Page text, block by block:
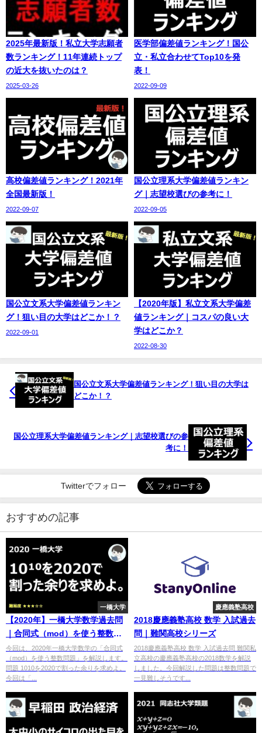
2025年最新版！私立大学志願者
数ランキング！11年連続トップ
の近大を抜いたのは？
2025-03-26
医学部偏差値ランキング！国公
立・私立合わせてTop10を発
表！
2022-09-09
高校偏差値ランキング！2021年
全国最新版！
2022-09-07
国公立理系大学偏差値ランキン
グ｜志望校選びの参考に！
2022-09-05
国公立文系大学偏差値ランキン
グ！狙い目の大学はどこか！？
2022-09-01
【2020年版】私立文系大学偏差
値ランキング｜コスパの良い大
学はどこか？
2022-08-30
国公立文系大学偏差値ランキング！狙い目の大学は
どこか！？
国公立理系大学偏差値ランキング｜志望校選びの参
考に！
Twitterでフォロー
おすすめの記事
一橋大学
【2020年】一橋大学数学過去問
｜合同式（mod）を使う整数問
題
今回は、2020年一橋大学数学の「合同式
（mod）を使う整数問題」を解説します。
問題 1010を2020で割った余りを求めよ。
今回は「...
慶應義塾高校
2018慶應義塾高校 数学 入試過去
問｜難関高校シリーズ
2018慶應義塾高校 数学 入試過去問 難関私
立高校の慶應義塾高校の2018数学を解説
しました。今回解説した問題は整数問題で
一見難しそうです...